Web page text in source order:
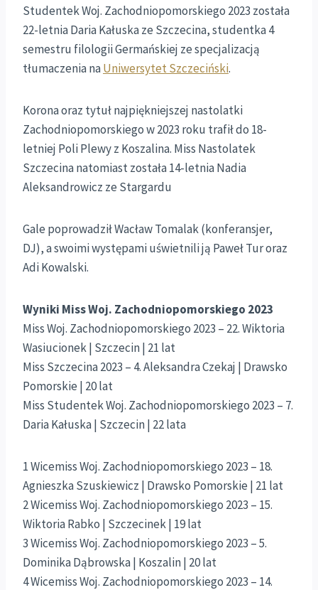
Studentek Woj. Zachodniopomorskiego 2023 została
22-letnia Daria Kałuska ze Szczecina, studentka 4
semestru filologii Germańskiej ze specjalizacją
tłumaczenia naUniwersytet Szczeciński.
Korona oraz tytuł najpiękniejszej nastolatki
Zachodniopomorskiego w 2023 roku trafił do 18-
letniej Poli Plewy z Koszalina. Miss Nastolatek
Szczecina natomiast została 14-letnia Nadia
Aleksandrowicz ze Stargardu
Gale poprowadził Wacław Tomalak (konferansjer,
DJ), a swoimi występami uświetnili ją Paweł Tur oraz
Adi Kowalski.
Wyniki Miss Woj. Zachodniopomorskiego 2023
Miss Woj. Zachodniopomorskiego 2023 – 22. Wiktoria
Wasiucionek | Szczecin | 21 lat
Miss Szczecina 2023 – 4. Aleksandra Czekaj | Drawsko
Pomorskie | 20 lat
Miss Studentek Woj. Zachodniopomorskiego 2023 – 7.
Daria Kałuska | Szczecin | 22 lata
1 Wicemiss Woj. Zachodniopomorskiego 2023 – 18.
Agnieszka Szuskiewicz | Drawsko Pomorskie | 21 lat
2 Wicemiss Woj. Zachodniopomorskiego 2023 – 15.
Wiktoria Rabko | Szczecinek | 19 lat
3 Wicemiss Woj. Zachodniopomorskiego 2023 – 5.
Dominika Dąbrowska | Koszalin | 20 lat
4 Wicemiss Woj. Zachodniopomorskiego 2023 – 14.